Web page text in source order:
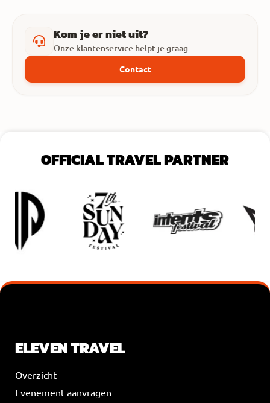
Kom je er niet uit?
Onze klantenservice helpt je graag.
Contact
OFFICIAL TRAVEL PARTNER
ELEVEN TRAVEL
Overzicht
Evenement aanvragen